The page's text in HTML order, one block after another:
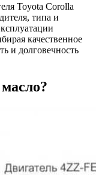
Toyota Corolla
типа и
качественное
и долговечность